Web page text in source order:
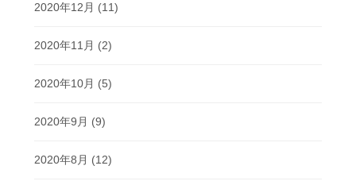
2020年12月 (11)
2020年11月 (2)
2020年10月 (5)
2020年9月 (9)
2020年8月 (12)